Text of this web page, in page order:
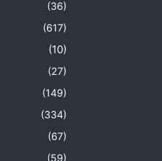
(36)
(617)
(10)
(27)
(149)
(334)
(67)
(59)